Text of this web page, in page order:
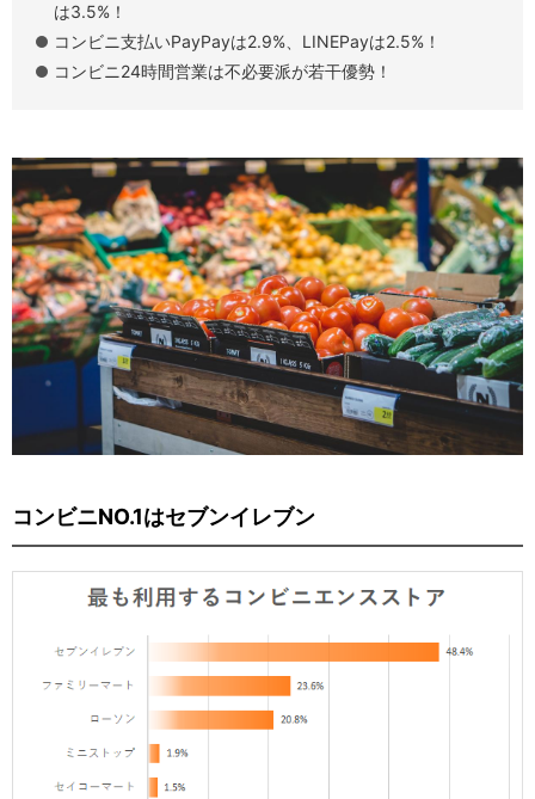
は3.5%！
コンビニ支払いPayPayは2.9%、LINEPayは2.5%！
コンビニ24時間営業は不必要派が若干優勢！
コンビニNO.1はセブンイレブン